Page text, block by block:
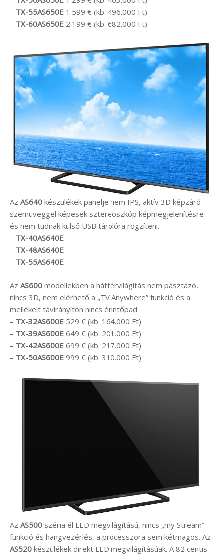
– TX-55AS650E 1.599 € (kb. 496.000 Ft)
– TX-60AS650E 2.199 € (kb. 682.000 Ft)
Az AS640 készülékek panelje nem IPS, aktív 3D képzáró
szemüveggel képesek sztereoszkóp képmegjelenítésre
és nem tudnak külső USB tárolóra rögzíteni.
– TX-40AS640E
– TX-48AS640E
– TX-55AS640E
Az AS600 modellekben a háttérvilágítás nem pásztázó,
nincs 3D, nem elérhető a „TV Anywhere” funkció és a
mellékelt távirányítón nincs érintőpad.
– TX-32AS600E 529 € (kb. 164.000 Ft)
– TX-39AS600E 649 € (kb. 201.000 Ft)
– TX-42AS600E 699 € (kb. 217.000 Ft)
– TX-50AS600E 999 € (kb. 310.000 Ft)
Az AS500 széria él LED megvilágítású, nincs „my Stream”
funkció és hangvezérlés, a processzora sem kétmagos. Az
AS520 készülékek direkt LED megvilágításúak. A 82 centis